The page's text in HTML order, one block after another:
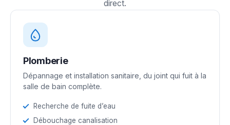
direct.
Plomberie
Dépannage et installation sanitaire, du joint qui fuit à la
salle de bain complète.
Recherche de fuite d’eau
Débouchage canalisation